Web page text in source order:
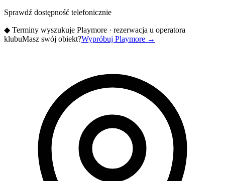
Sprawdź dostępność telefonicznie
◆ Terminy wyszukuje Playmore · rezerwacja u operatora
klubuMasz swój obiekt?Wypróbuj Playmore →